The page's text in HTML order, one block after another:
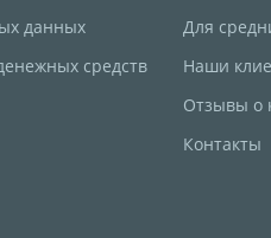
данных
средств
Для
Наши
Отзывы о
Контакты